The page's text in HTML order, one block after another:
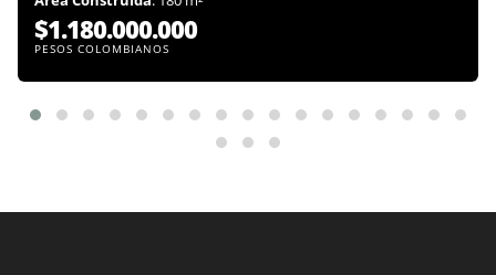
$1.180.000.000
PESOS COLOMBIANOS